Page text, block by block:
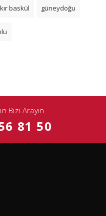
baskül güneydoğu
Bizi Arayın
81 50